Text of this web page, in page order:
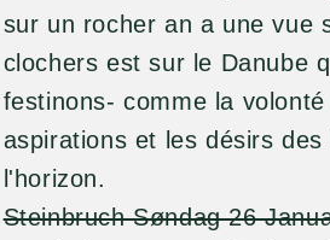
sur un rocher an a une vue
clochers est sur le Danube
festinons- comme la
aspirations et les désirs
l'horizon.
Steinbruch Søndag 26